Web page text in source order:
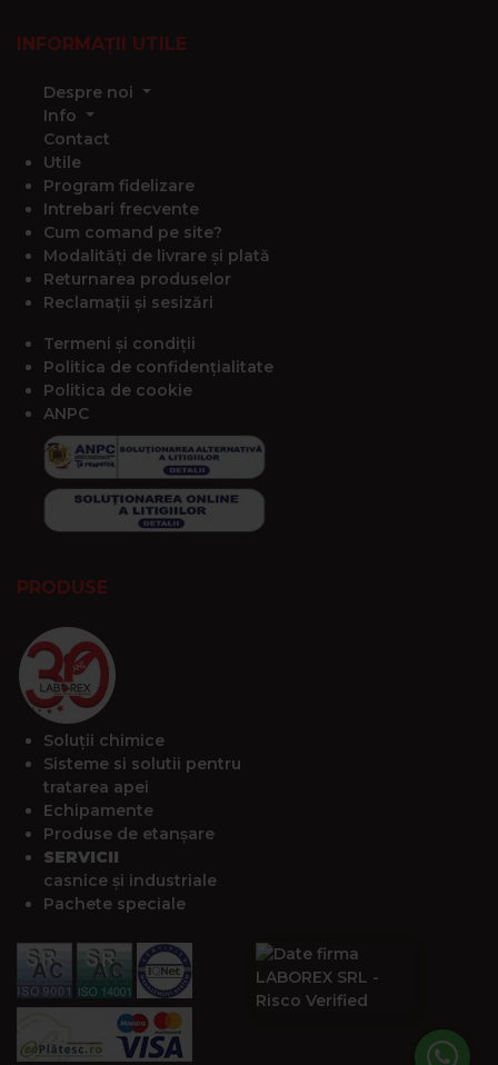
INFORMAȚII UTILE
Despre noi
Info
Contact
Utile
Program fidelizare
Intrebari frecvente
Cum comand pe site?
Modalități de livrare și plată
Returnarea produselor
Reclamații și sesizări
Termeni și condiții
Politica de confidențialitate
Politica de cookie
ANPC
PRODUSE
Soluții chimice
Sisteme si solutii pentru
tratarea apei
Echipamente
Produse de etanșare
SERVICII
casnice și industriale
Pachete speciale